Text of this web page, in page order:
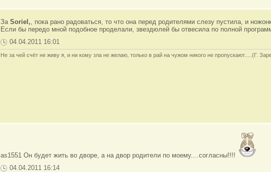
ЗаSoriel,, пока рано радоваться, то что она перед родителями слезу пустила, и
Если бы передо мной подобное проделали, звездюлей бы отвесила по полной
04.04.2011 16:01
Не за чей счёт не живу я, и ни кому зла не желаю, только в рай на чужом никого не пропускают.....(Г.
as1551 Он будет жить во дворе, а на двор родители по моему....согласны!!!!
04.04.2011 16:14